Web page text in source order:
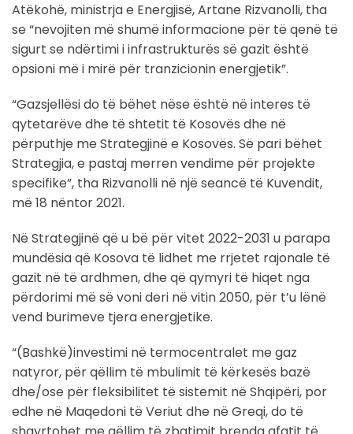
Atëkohë, ministrja e Energjisë, Artane Rizvanolli, tha
se “nevojiten më shumë informacione për të qenë të
sigurt se ndërtimi i infrastrukturës së gazit është
opsioni më i mirë për tranzicionin energjetik”.
“Gazsjellësi do të bëhet nëse është në interes të
qytetarëve dhe të shtetit të Kosovës dhe në
përputhje me Strategjinë e Kosovës. Së pari bëhet
Strategjia, e pastaj merren vendime për projekte
specifike”, tha Rizvanolli në një seancë të Kuvendit,
më 18 nëntor 2021.
Në Strategjinë që u bë për vitet 2022-2031 u parapa
mundësia që Kosova të lidhet me rrjetet rajonale të
gazit në të ardhmen, dhe që qymyri të hiqet nga
përdorimi më së voni deri në vitin 2050, për t’u lënë
vend burimeve tjera energjetike.
“(Bashkë)investimi në termocentralet me gaz
natyror, për qëllim të mbulimit të kërkesës bazë
dhe/ose për fleksibilitet të sistemit në Shqipëri, por
edhe në Maqedoni të Veriut dhe në Greqi, do të